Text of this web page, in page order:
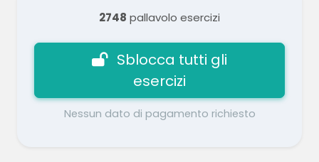
2748 pallavolo esercizi
Sblocca tutti gli
esercizi
Nessun dato di pagamento richiesto